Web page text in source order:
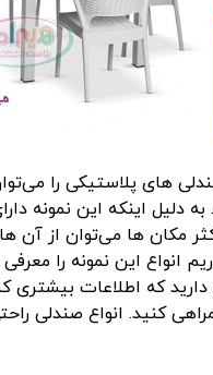
های پلاستیکی را
دلیل اینکه این نمونه
مکان ها می‌توان از آن
انواع این نمونه را
دارید که اطلاعات
کنید. انواع صندلی